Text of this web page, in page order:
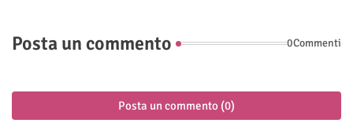
Posta un commento 0Commenti
Posta un commento (0)